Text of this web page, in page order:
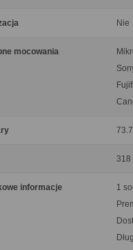
Nie
mocowania
318
informacje
1